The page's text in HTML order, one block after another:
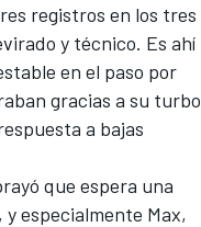
registros en los tres
y técnico. Es ahí
en el paso por
gracias a su turbo
a bajas
que espera una
, y especialmente Max,